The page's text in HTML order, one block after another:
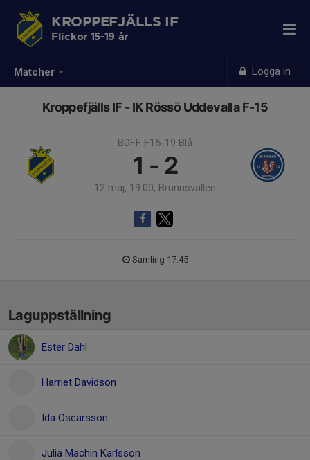
Matcher Logga in
KROPPEFJÄLLS IF
Flickor 15-19 år
Kroppefjälls IF - IK Rössö Uddevalla F-15
BDFF F15-19 Blå
1 - 2
12 maj, 19:00, Brunnsvallen
Samling 17:45
Laguppställning
Ester Dahl
Harriet Davidson
Ida Oscarsson
Julia Machin Karlsson